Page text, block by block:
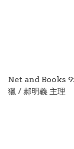
Net and Books
獵 / 郝明義 主理